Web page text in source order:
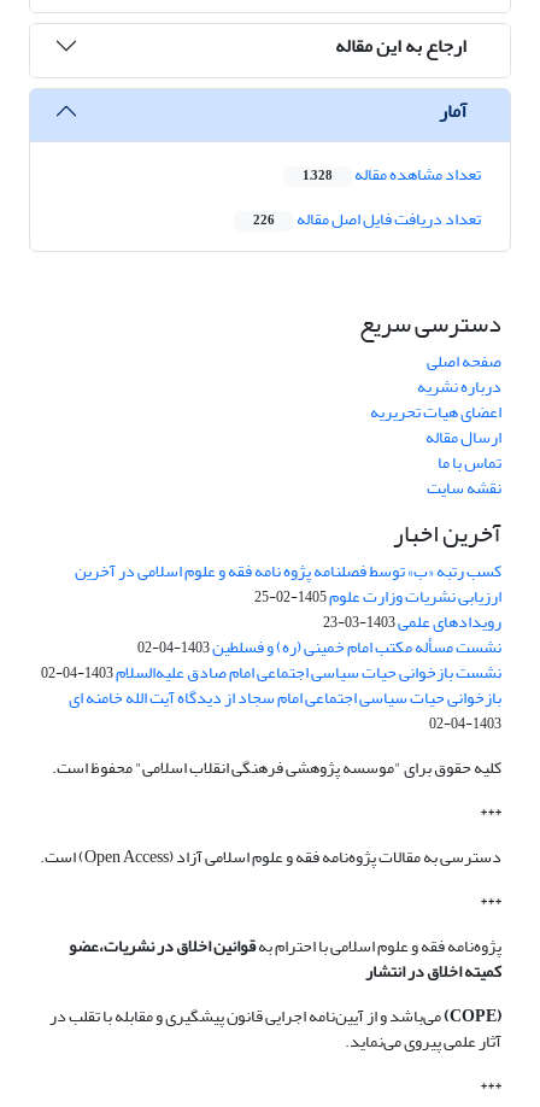
ارجاع به این مقاله
آمار
تعداد مشاهده مقاله 1,328
تعداد دریافت فایل اصل مقاله 226
دسترسی سریع
صفحه اصلی
درباره نشریه
اعضای هیات تحریریه
ارسال مقاله
تماس با ما
نقشه سایت
آخرین اخبار
کسب رتبه «ب» توسط فصلنامه پژوه نامه فقه و علوم اسلامی در آخرین
ارزیابی نشریات وزارت علوم1405-02-25
رویدادهای علمی1403-03-23
نشست مسأله مکتب امام خمینی (ره) و فسلطین1403-04-02
نشست بازخوانی حیات سیاسی اجتماعی امام صادق علیه‌السلام1403-04-02
بازخوانی حیات سیاسی اجتماعی امام سجاد از دیدگاه آیت الله خامنه ای
1403-04-02
کلیه حقوق برای "موسسه پژوهشی فرهنگی انقلاب اسلامی" محفوظ است.
***
دسترسی به مقالات پژوه‌نامه فقه و علوم اسلامی آزاد (Open Access) است.
***
پژوه‌نامه فقه و علوم اسلامی با احترام بهقوانین اخلاق در نشریات،عضو
کمیته اخلاق در انتشار
(COPE)
می‌باشد و از آیین‌نامه اجرایی قانون پیشگیری و مقابله با تقلب در
آثار علمی پیروی می‌نماید.
***